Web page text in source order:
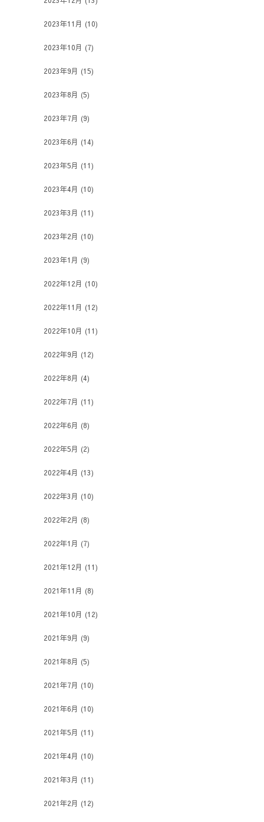
2023年11月 (10)
2023年10月 (7)
2023年9月 (15)
2023年8月 (5)
2023年7月 (9)
2023年6月 (14)
2023年5月 (11)
2023年4月 (10)
2023年3月 (11)
2023年2月 (10)
2023年1月 (9)
2022年12月 (10)
2022年11月 (12)
2022年10月 (11)
2022年9月 (12)
2022年8月 (4)
2022年7月 (11)
2022年6月 (8)
2022年5月 (2)
2022年4月 (13)
2022年3月 (10)
2022年2月 (8)
2022年1月 (7)
2021年12月 (11)
2021年11月 (8)
2021年10月 (12)
2021年9月 (9)
2021年8月 (5)
2021年7月 (10)
2021年6月 (10)
2021年5月 (11)
2021年4月 (10)
2021年3月 (11)
2021年2月 (12)